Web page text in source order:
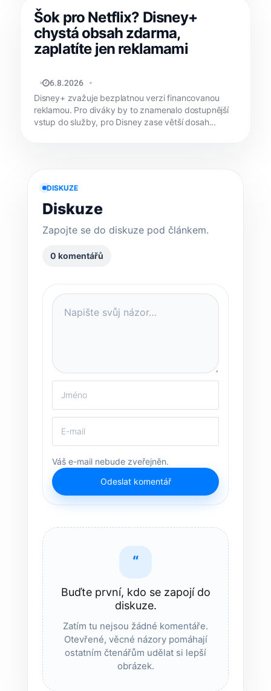
Šok pro Netflix? Disney+
chystá obsah zdarma,
zaplatíte jen reklamami
MATYÁŠ KOZÁK
6.8.2026
Disney+ zvažuje bezplatnou verzi financovanou
reklamou. Pro diváky by to znamenalo dostupnější
vstup do služby, pro Disney zase větší dosah...
DISKUZE
Diskuze
Zapojte se do diskuze pod článkem.
0 komentářů
Váš e-mail nebude zveřejněn.
Odeslat komentář
“
Buďte první, kdo se zapojí do
diskuze.
Zatím tu nejsou žádné komentáře.
Otevřené, věcné názory pomáhají
ostatním čtenářům udělat si lepší
obrázek.